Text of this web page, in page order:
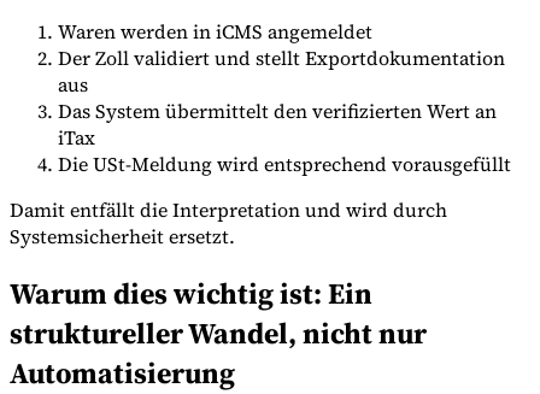
Waren werden in iCMS angemeldet
Der Zoll validiert und stellt Exportdokumentation
aus
Das System übermittelt den verifizierten Wert an
iTax
Die USt-Meldung wird entsprechend vorausgefüllt
Damit entfällt die Interpretation und wird durch
Systemsicherheit ersetzt.
Warum dies wichtig ist: Ein
struktureller Wandel, nicht nur
Automatisierung